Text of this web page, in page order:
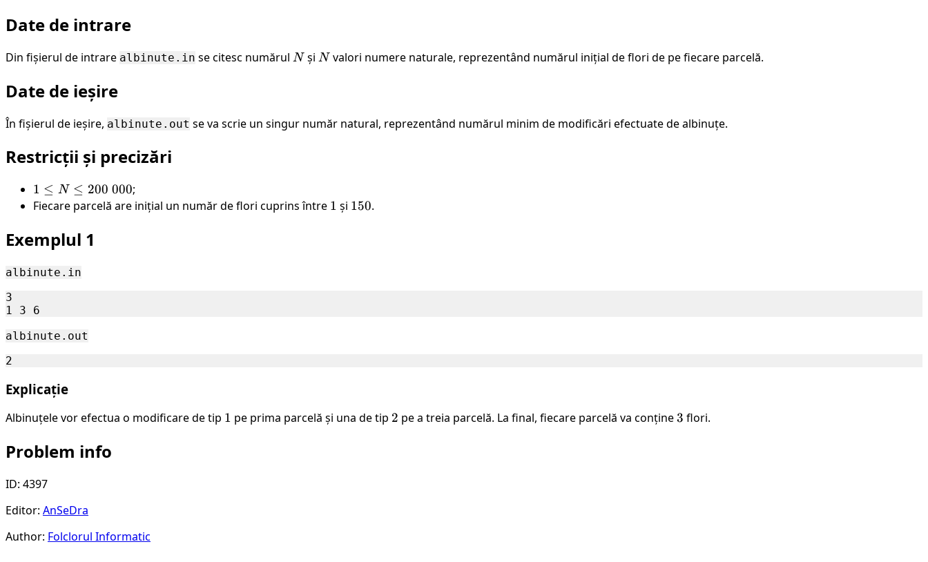
Date de intrare
Din fișierul de intrare albinute.in se citesc numărul N
N șiN
N valori numere naturale, reprezentând numărul inițial de flori de pe fiecare parcelă.
Date de ieșire
În fișierul de ieșire, albinute.out se va scrie un singur număr natural, reprezentând numărul minim de modificări efectuate de albinuțe.
Restricții și precizări
1
\leq
\leq
200
\
1 ≤ N ≤ 200 000;
Fiecare parcelă are inițial un număr de flori cuprins între 1
1 și 150
150.
Exemplul 1
albinute.in
3
albinute.out
Explicație
Albinuțele vor efectua o modificare de tip 1
1 pe prima parcelă și una de tip 2
2 pe a treia parcelă. La final, fiecare parcelă va conține3
3 flori.
Problem info
ID: 4397
Editor: AnSeDra
Author: Folclorul Informatic